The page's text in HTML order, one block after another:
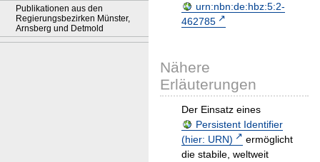
Publikationen aus den
Regierungsbezirken Münster,
Arnsberg und Detmold
urn:nbn:de:hbz:5:2-
462785
Nähere
Erläuterungen
Der Einsatz eines
Persistent Identifier
(hier: URN)
ermöglicht
die stabile, weltweit